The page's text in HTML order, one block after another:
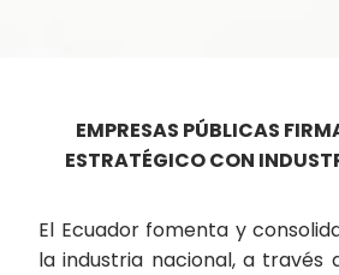
EMPRESAS PÚBLICAS
ESTRATÉGICO CON
El Ecuador fomenta y
la industria nacional, a través